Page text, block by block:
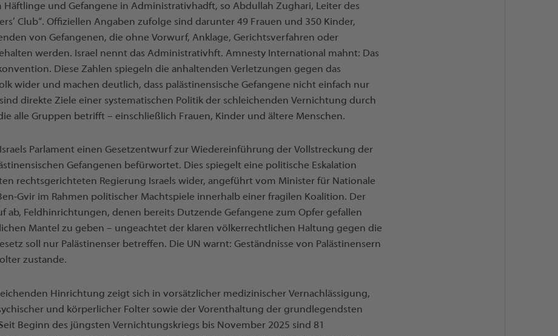
Häftlinge und Gefangene in Administrativhadft, so Abdullah Zughari, Leiter des
Club“. Offiziellen Angaben zufolge sind darunter 49 Frauen und 350 Kinder,
von Gefangenen, die ohne Vorwurf, Anklage, Gerichtsverfahren oder
werden. Israel nennt das Administrativhft. Amnesty International mahnt: Das
Diese Zahlen spiegeln die anhaltenden Verletzungen gegen das
wider und machen deutlich, dass palästinensische Gefangene nicht einfach nur
direkte Ziele einer systematischen Politik der schleichenden Vernichtung durch
alle Gruppen betrifft – einschließlich Frauen, Kinder und ältere Menschen.
Parlament einen Gesetzentwurf zur Wiedereinführung der Vollstreckung der
Gefangenen befürwortet. Dies spiegelt eine politische Eskalation
rechtsgerichteten Regierung Israels wider, angeführt vom Minister für Nationale
Gvir im Rahmen politischer Machtspiele innerhalb einer fragilen Koalition. Der
ab, Feldhinrichtungen, denen bereits Dutzende Gefangene zum Opfer gefallen
Mantel zu geben – ungeachtet der klaren völkerrechtlichen Haltung gegen die
soll nur Palästinenser betreffen. Die UN warnt: Geständnisse von Palästinensern
zustande.
Hinrichtung zeigt sich in vorsätzlicher medizinischer Vernachlässigung,
und körperlicher Folter sowie der Vorenthaltung der grundlegendsten
Beginn des jüngsten Vernichtungskriegs bis November 2025 sind 81